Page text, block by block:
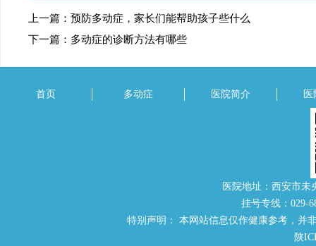
上一篇： 预防多动症，家长们能帮助孩子些什么
下一篇： 多动症的诊断方法有哪些
首页 多动症 医院简介
医院地址：西安市
挂号专线：029-
特别声明： 本网站信息仅作健康参考，并
陕